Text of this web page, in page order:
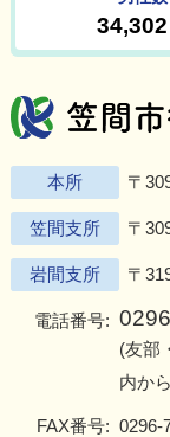
本所 〒
笠間支所 〒
岩間支所 〒
電話番号:
(友部
内か
FAX番号: 0296-